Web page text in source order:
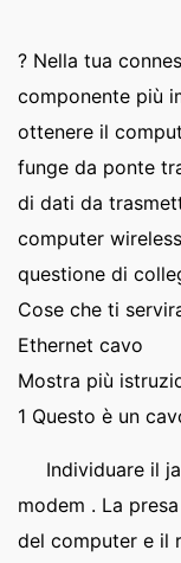
? Nella tua
componente più
ottenere il
funge da ponte
di dati da
computer
questione di
Cose che ti
Ethernet cavo
Mostra più
1 Questo è un
Individuare il
modem . La
del computer e il